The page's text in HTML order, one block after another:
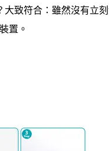
致符合：雖然沒有立
置。